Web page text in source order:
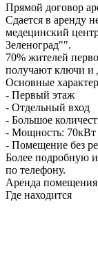
Прямой договор
Сдается в аренду
медецинский
Зеленоград"".
70% жителей
получают ключи и
Основные
- Первый этаж
- Отдельный вход
- Большое
- Мощность: 70кВт
- Помещение без
Более подробную
по телефону.
Аренда
Где находится